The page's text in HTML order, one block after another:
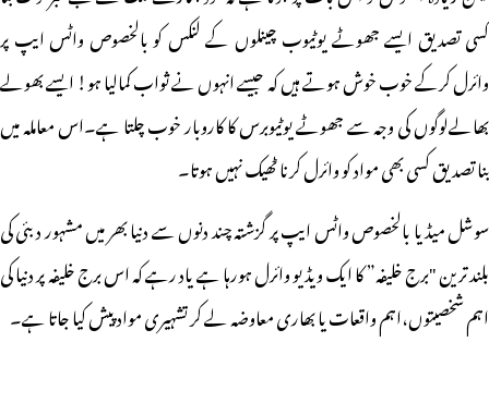
کسی تصدیق ایسے جھوٹے یوٹیوب چینلوں کے لنکس کو بالخصوص واٹس ایپ پر
وائرل کرکے خوب خوش ہوتے ہیں کہ جیسے انہوں نے ثواب کمالیا ہو! ایسے بھولے
بھالےلوگوں کی وجہ سے جھوٹے یوٹیوبرس کا کاروبار خوب چلتا ہے۔اس معاملہ میں
بنا تصدیق کسی بھی مواد کو وائرل کرنا ٹھیک نہیں ہوتا۔
سوشل میڈیا بالخصوص واٹس ایپ پر گزشتہ چند دنوں سے دنیا بھر میں مشہور دبئی کی
بلند ترین "برج خلیفہ” کا ایک ویڈیو وائرل ہورہا ہے یاد رہے کہ اس برج خلیفہ پر دنیا کی
اہم شخصیتوں،اہم واقعات یا بھاری معاوضہ لے کر تشہیری مواد پیش کیا جاتا ہے۔